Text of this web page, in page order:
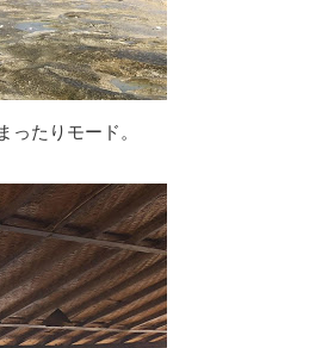
たりモード。